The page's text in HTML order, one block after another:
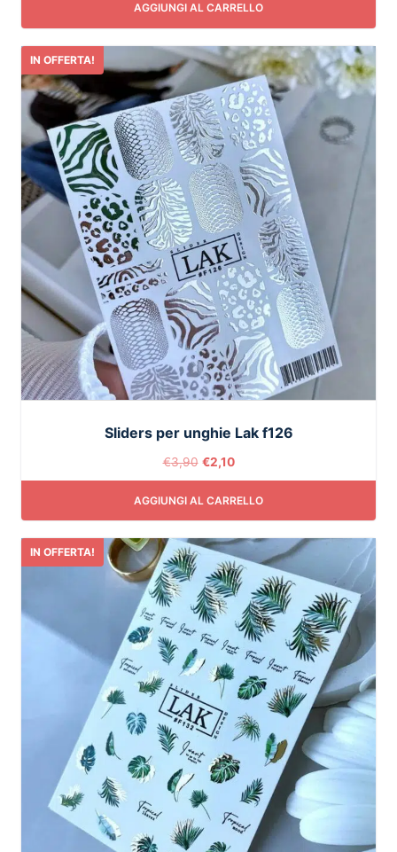
AGGIUNGI AL CARRELLO
IN OFFERTA!
Sliders per unghie Lak f126
€3,90 €2,10
AGGIUNGI AL CARRELLO
IN OFFERTA!